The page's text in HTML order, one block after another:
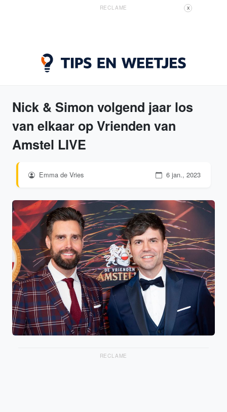
RECLAME X
Nick & Simon volgend jaar los
van elkaar op Vrienden van
Amstel LIVE
Emma de Vries 6 jan., 2023
RECLAME